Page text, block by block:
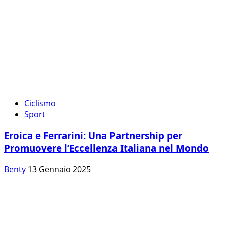
Ciclismo
Sport
Eroica e Ferrarini: Una Partnership per
Promuovere l’Eccellenza Italiana nel Mondo
Benty 13 Gennaio 2025